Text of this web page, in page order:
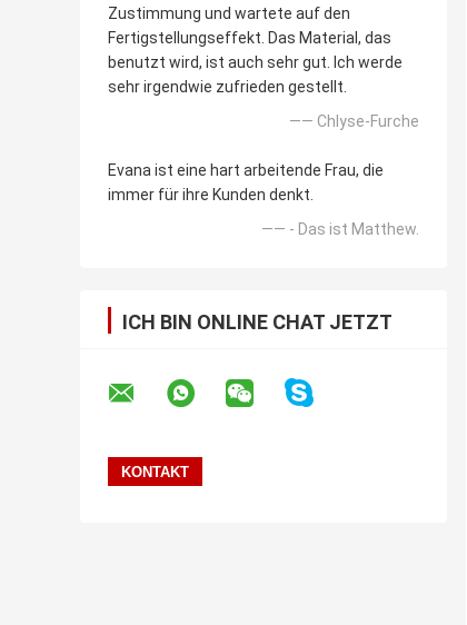
Zustimmung und wartete auf den
Fertigstellungseffekt. Das Material, das
benutzt wird, ist auch sehr gut. Ich werde
sehr irgendwie zufrieden gestellt.
—— Chlyse-Furche
Evana ist eine hart arbeitende Frau, die
immer für ihre Kunden denkt.
—— - Das ist Matthew.
ICH BIN ONLINE CHAT JETZT